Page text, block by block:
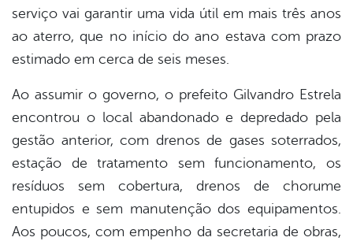
serviço vai garantir uma vida útil em mais três anos
ao aterro, que no início do ano estava com prazo
estimado em cerca de seis meses.
Ao assumir o governo, o prefeito Gilvandro Estrela
encontrou o local abandonado e depredado pela
gestão anterior, com drenos de gases soterrados,
estação de tratamento sem funcionamento, os
resíduos sem cobertura, drenos de chorume
entupidos e sem manutenção dos equipamentos.
Aos poucos, com empenho da secretaria de obras,